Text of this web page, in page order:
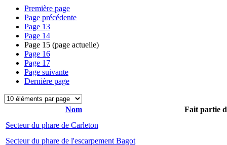
Première page
Page précédente
Page 13
Page 14
Page 15 (page actuelle)
Page 16
Page 17
Page suivante
Dernière page
Nom
Fait partie
Secteur du phare de Carleton
Secteur du phare de l'escarpement Bagot